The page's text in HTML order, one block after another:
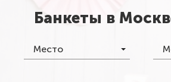
Банкеты в
Место